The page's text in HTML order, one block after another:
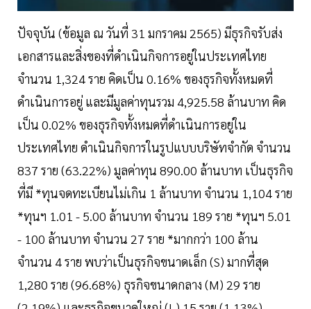
ปัจจุบัน (ข้อมูล ณ วันที่ 31 มกราคม 2565) มีธุรกิจรับส่ง
เอกสารและสิ่งของที่ดำเนินกิจการอยู่ในประเทศไทย
จำนวน 1,324 ราย คิดเป็น 0.16% ของธุรกิจทั้งหมดที่
ดำเนินการอยู่ และมีมูลค่าทุนรวม 4,925.58 ล้านบาท คิด
เป็น 0.02% ของธุรกิจทั้งหมดที่ดำเนินการอยู่ใน
ประเทศไทย ดำเนินกิจการในรูปแบบบริษัทจำกัด จำนวน
837 ราย (63.22%) มูลค่าทุน 890.00 ล้านบาท เป็นธุรกิจ
ที่มี *ทุนจดทะเบียนไม่เกิน 1 ล้านบาท จำนวน 1,104 ราย
*ทุนฯ 1.01 - 5.00 ล้านบาท จำนวน 189 ราย *ทุนฯ 5.01
- 100 ล้านบาท จำนวน 27 ราย *มากกว่า 100 ล้าน
จำนวน 4 ราย พบว่าเป็นธุรกิจขนาดเล็ก (S) มากที่สุด
1,280 ราย (96.68%) ธุรกิจขนาดกลาง (M) 29 ราย